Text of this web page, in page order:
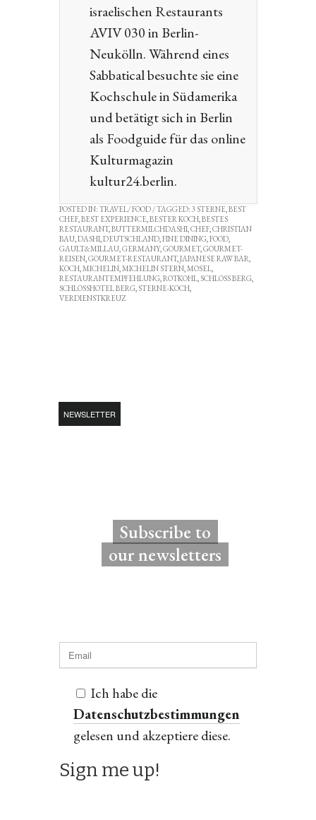
israelischen Restaurants
AVIV 030 in Berlin-
Neukölln. Während eines
Sabbatical besuchte sie eine
Kochschule in Südamerika
und betätigt sich in Berlin
als Foodguide für das online
Kulturmagazin
kultur24.berlin.
POSTED IN: TRAVEL/ FOOD/ TAGGED: 3 STERNE,BEST
CHEF,BEST EXPERIENCE,BESTER KOCH,BESTES
RESTAURANT,BUTTERMILCHDASHI,CHEF,CHRISTIAN
BAU,DASHI,DEUTSCHLAND,FINE DINING,FOOD,
GAULT&MILLAU,GERMANY,GOURMET,GOURMET-
REISEN,GOURMET-RESTAURANT,JAPANESE RAW BAR,
KOCH,MICHELIN,MICHELIN STERN,MOSEL,
RESTAURANTEMPFEHLUNG,ROTKOHL,SCHLOSS BERG,
SCHLOSSHOTEL BERG,STERNE-KOCH,
VERDIENSTKREUZ
NEWSLETTER
Subscribe to
our newsletters
Ich habe die
Datenschutzbestimmungen
gelesen und akzeptiere diese.